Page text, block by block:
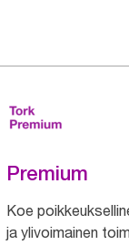
Premium
Koe
ja ylivoimainen